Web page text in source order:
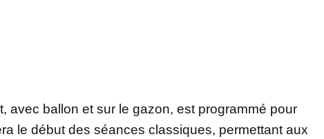
avec ballon et sur le gazon, est programmé pour
le début des séances classiques, permettant aux